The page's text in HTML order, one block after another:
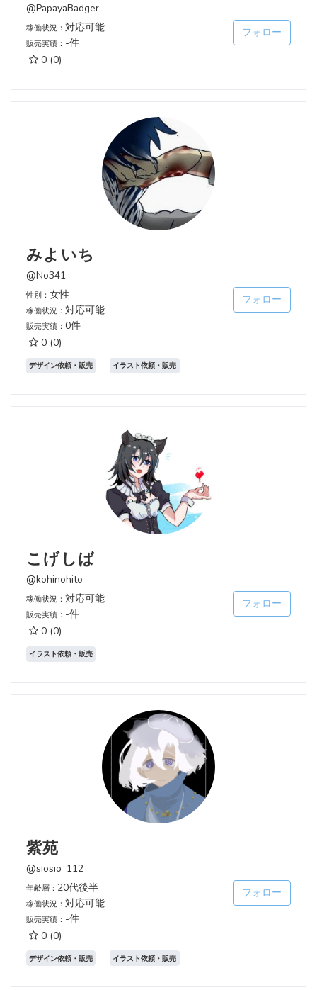
@PapayaBadger
稼働状況： 対応可能
販売実績： -件
0 (0)
フォロー
みよいち
@No341
性別： 女性
稼働状況： 対応可能
販売実績： 0件
0 (0)
フォロー
デザイン依頼・販売 イラスト依頼・販売
こげしば
@kohinohito
稼働状況： 対応可能
販売実績： -件
0 (0)
フォロー
イラスト依頼・販売
紫苑
@siosio_112_
年齢層： 20代後半
稼働状況： 対応可能
販売実績： -件
0 (0)
フォロー
デザイン依頼・販売 イラスト依頼・販売